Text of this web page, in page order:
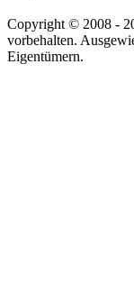
Copyright © 2008 -
vorbehalten.
Eigentümern.